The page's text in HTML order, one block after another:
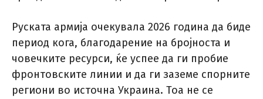
Руската армија очекувала 2026 година да биде
период кога, благодарение на бројноста и
човечките ресурси, ќе успее да ги пробие
фронтовските линии и да ги заземе спорните
региони во источна Украина. Тоа не се